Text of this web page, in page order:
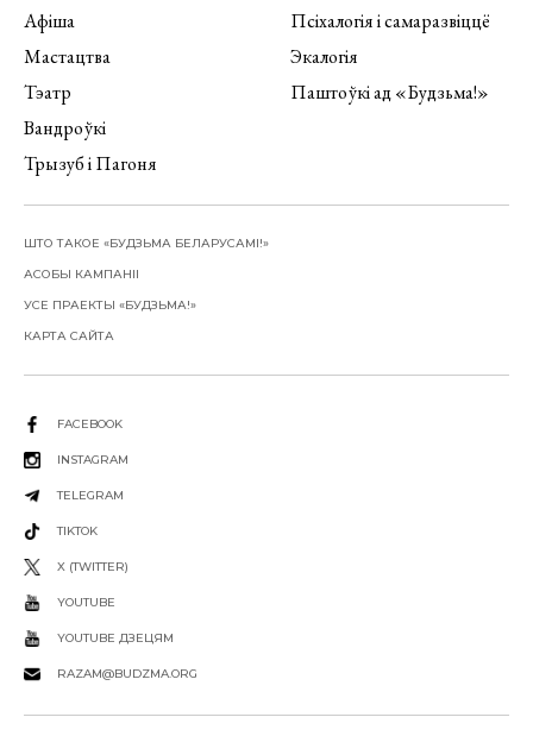
Афіша
Мастацтва
Тэатр
Вандроўкі
Трызуб і Пагоня
Псіхалогія і самаразвіццё
Экалогія
Паштоўкі ад «Будзьма!»
ШТО ТАКОЕ «БУДЗЬМА БЕЛАРУСАМІ!»
АСОБЫ КАМПАНІІ
УСЕ ПРАЕКТЫ «БУДЗЬМА!»
КАРТА САЙТА
FACEBOOK
INSTAGRAM
TELEGRAM
TIKTOK
X (TWITTER)
YOUTUBE
YOUTUBE ДЗЕЦЯМ
RAZAM@BUDZMA.ORG